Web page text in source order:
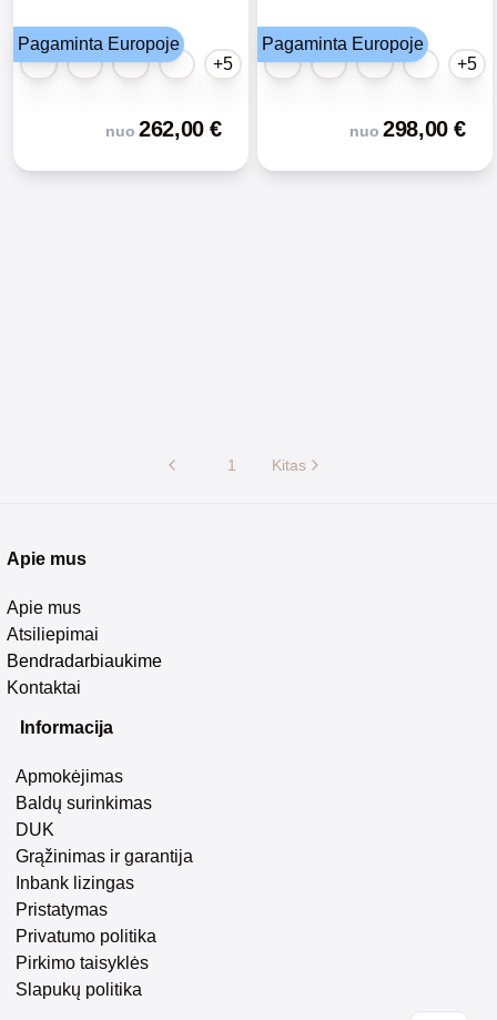
Pagaminta Europoje
+5
nuo 262,00€
Pagaminta Europoje
+5
nuo 298,00€
1 Kitas
Apie mus
Apie mus
Atsiliepimai
Bendradarbiaukime
Kontaktai
Informacija
Apmokėjimas
Baldų surinkimas
DUK
Grąžinimas ir garantija
Inbank lizingas
Pristatymas
Privatumo politika
Pirkimo taisyklės
Slapukų politika